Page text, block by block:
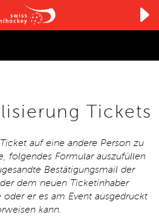
Tickets
auf eine andere Person zu
folgendes Formular auszufüllen
Bestätigungsmail der
dem neuen Ticketinhaber
er es am Event ausgedruckt
kann.